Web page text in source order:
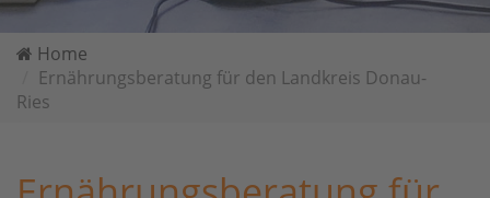
Home
Ernährungsberatung für den Landkreis Donau-
Ries